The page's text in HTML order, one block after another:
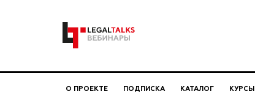
О ПРОЕКТЕ ПОДПИСКА КАТАЛОГ КУРСЫ